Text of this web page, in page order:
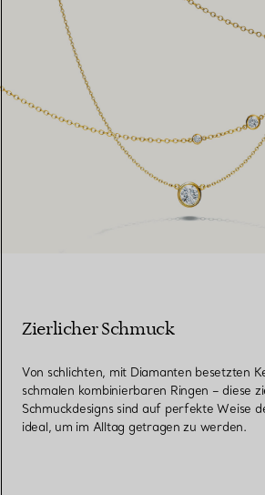
Zierlicher Schmuck
Von schlichten, mit Diamanten besetzten
schmalen kombinierbaren Ringen – diese
Schmuckdesigns sind auf perfekte Weise
ideal, um im Alltag getragen zu werden.